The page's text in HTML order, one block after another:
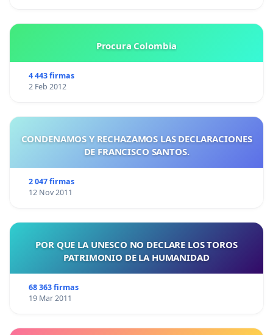
Procura Colombia
4 443 firmas
2 Feb 2012
CONDENAMOS Y RECHAZAMOS LAS DECLARACIONES
DE FRANCISCO SANTOS.
2 047 firmas
12 Nov 2011
POR QUE LA UNESCO NO DECLARE LOS TOROS
PATRIMONIO DE LA HUMANIDAD
68 363 firmas
19 Mar 2011